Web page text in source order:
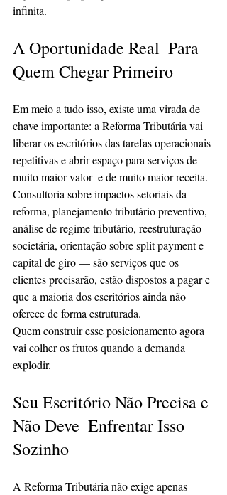
infinita.
A Oportunidade Real  Para
Quem Chegar Primeiro
Em meio a tudo isso, existe uma virada de
chave importante: a Reforma Tributária vai
liberar os escritórios das tarefas operacionais
repetitivas e abrir espaço para serviços de
muito maior valor  e de muito maior receita.
Consultoria sobre impactos setoriais da
reforma, planejamento tributário preventivo,
análise de regime tributário, reestruturação
societária, orientação sobre split payment e
capital de giro — são serviços que os
clientes precisarão, estão dispostos a pagar e
que a maioria dos escritórios ainda não
oferece de forma estruturada.
Quem construir esse posicionamento agora
vai colher os frutos quando a demanda
explodir.
Seu Escritório Não Precisa e
Não Deve  Enfrentar Isso
Sozinho
A Reforma Tributária não exige apenas